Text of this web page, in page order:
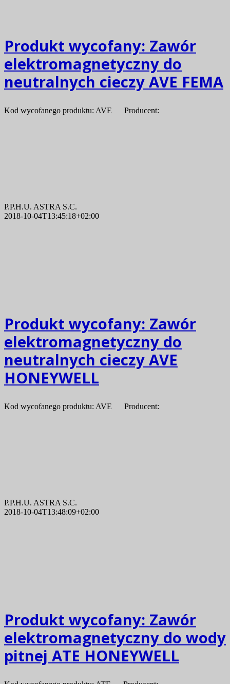
Produkt wycofany: Zawór
elektromagnetyczny do
neutralnych cieczy AVE FEMA
Kod wycofanego produktu: AVE Producent:
P.P.H.U. ASTRA S.C.
2018-10-04T13:45:18+02:00
Produkt wycofany: Zawór
elektromagnetyczny do
neutralnych cieczy AVE
HONEYWELL
Kod wycofanego produktu: AVE Producent:
P.P.H.U. ASTRA S.C.
2018-10-04T13:48:09+02:00
Produkt wycofany: Zawór
elektromagnetyczny do wody
pitnej ATE HONEYWELL